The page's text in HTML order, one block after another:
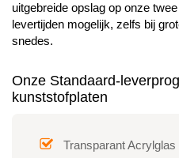
uitgebreide opslag op onze
levertijden mogelijk, zelfs bij
snedes.
Onze Standaard-
kunststofplaten
Transparant